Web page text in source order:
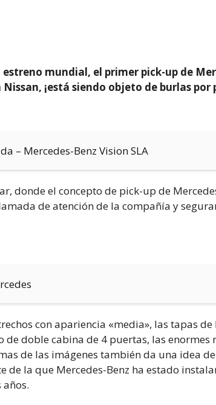
mundial, el primer pick-up de
¡está siendo objeto de burlas por
– Mercedes-Benz Vision SLA
donde el concepto de pick-up de
de atención de la compañía y
con apariencia «media», las tapas de
doble cabina de 4 puertas, las enormes
de las imágenes también da una idea
la que Mercedes-Benz ha estado